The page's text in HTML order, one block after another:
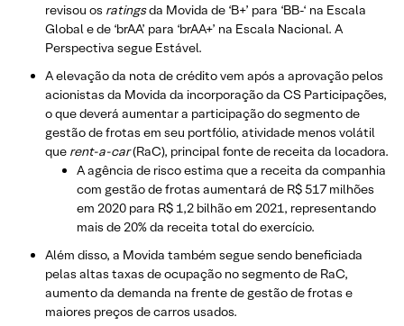
revisou os ratingsda Movida de ‘B+’ para ‘BB-‘ na Escala
Global e de ‘brAA’ para ‘brAA+’ na Escala Nacional. A
Perspectiva segue Estável.
A elevação da nota de crédito vem após a aprovação pelos
acionistas da Movida da incorporação da CS Participações,
o que deverá aumentar a participação do segmento de
gestão de frotas em seu portfólio, atividade menos volátil
que rent-a-car(RaC), principal fonte de receita da locadora.
A agência de risco estima que a receita da companhia
com gestão de frotas aumentará de R$ 517 milhões
em 2020 para R$ 1,2 bilhão em 2021, representando
mais de 20% da receita total do exercício.
Além disso, a Movida também segue sendo beneficiada
pelas altas taxas de ocupação no segmento de RaC,
aumento da demanda na frente de gestão de frotas e
maiores preços de carros usados.